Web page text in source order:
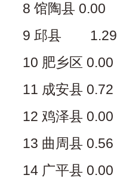
8 馆陶县 0.00
9 邱县 1.29
10 肥乡区 0.00
11 成安县 0.72
12 鸡泽县 0.00
13 曲周县 0.56
14 广平县 0.00